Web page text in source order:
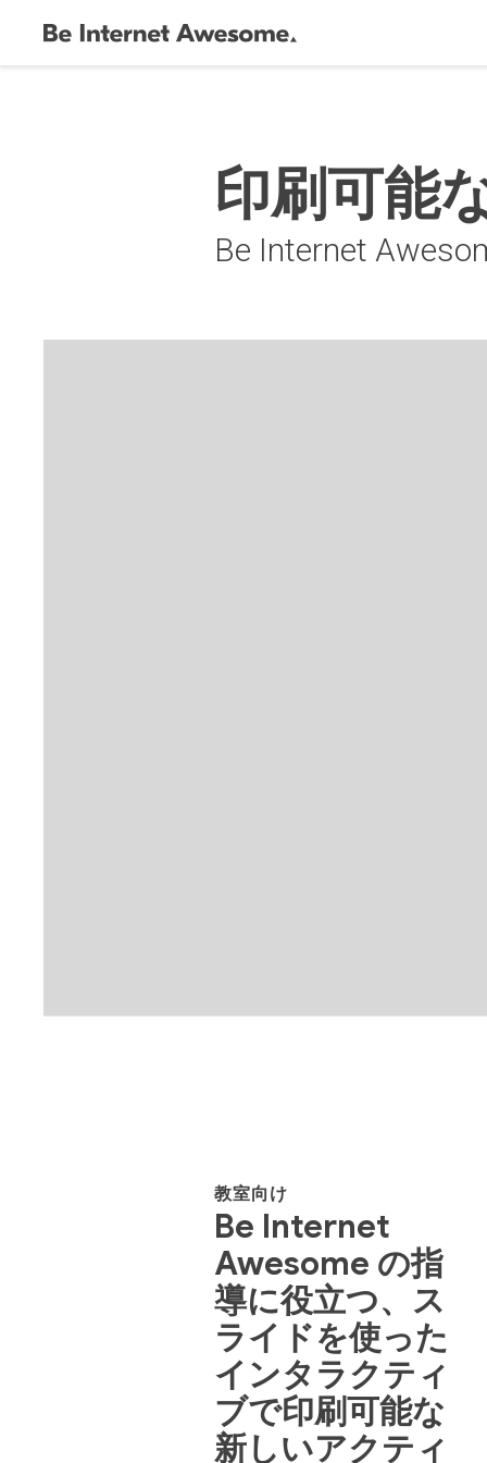
印刷可能
Be Internet
教室向け
Be Internet
Awesome の指
導に役立つ、ス
ライドを使った
インタラクティ
ブで印刷可能な
新しいアクティ